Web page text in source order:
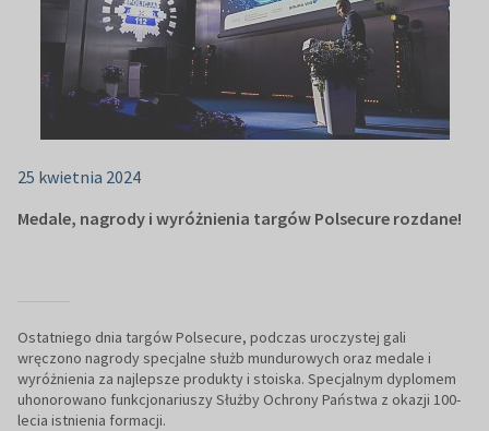
25 kwietnia 2024
Medale, nagrody i wyróżnienia targów Polsecure rozdane!
Ostatniego dnia targów Polsecure, podczas uroczystej gali
wręczono nagrody specjalne służb mundurowych oraz medale i
wyróżnienia za najlepsze produkty i stoiska. Specjalnym dyplomem
uhonorowano funkcjonariuszy Służby Ochrony Państwa z okazji 100-
lecia istnienia formacji.